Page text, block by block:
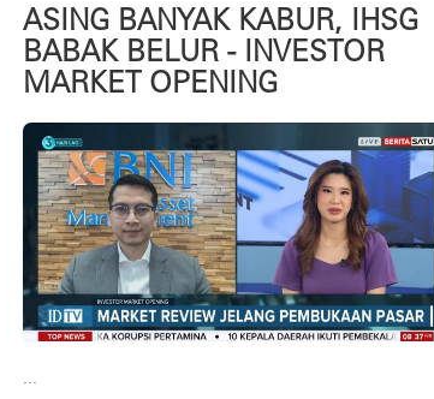
ASING BANYAK KABUR, IHSG
BABAK BELUR - INVESTOR
MARKET OPENING
...